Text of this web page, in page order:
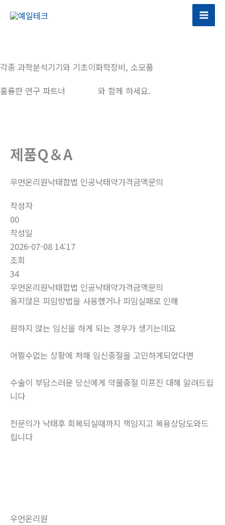
건
너
뛰
각종 과학분석기기와 기초이화학장비, 소모품
훌륭한 연구 파트너
와 함께 하세요.
제품Q＆A
우먼온리원낙태합법 인공낙태약가격금액문의
작성자
00
작성일
2026-07-08 14:17
조회
34
우먼온리원낙태합법 인공낙태약가격금액문의
옳지않은 피임방법을 사용했거나 피임실패로 인해
원하지 않는 임신을 하게 되는 경우가 생기는데요
어쩔수없는 상황에 처해 임신중절을 고민하게되었다면
수술이 부담스러운 당신에게 약물중절 미프진 대해 알려드립
니다
전문의가 낙태후 회복되실때까지 책임지고 복용상담도와드
립니다
우먼온리원